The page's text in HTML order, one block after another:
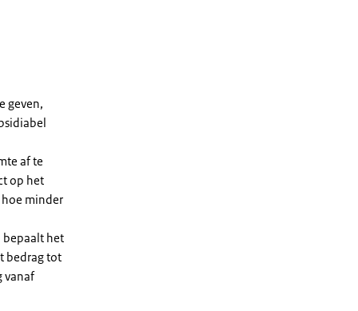
geven,
af te
op het
hoe minder
bepaalt het
bedrag tot
vanaf